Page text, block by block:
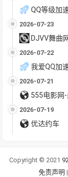
QQ等级加
2026-07-23
DJVV舞曲
2026-07-22
我爱QQ加
2026-07-21
555电影网
2026-07-19
优达约车
Copyright © 2021
免责声明 |